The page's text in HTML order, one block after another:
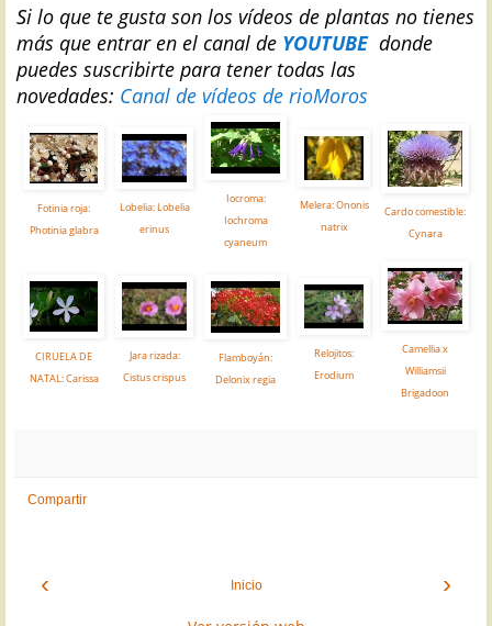
Si lo que te gusta son los vídeos de plantas no tienes
más que entrar en el canal de YOUTUBEdonde
puedes suscribirte para tener todas las
novedades: Canal de vídeos de rioMoros
Fotinia roja:
Photinia glabra
Lobelia: Lobelia
erinus
Iocroma:
Iochroma
cyaneum
Melera: Ononis
natrix
Cardo comestible:
Cynara
CIRUELA DE
NATAL: Carissa
Jara rizada:
Cistus crispus
Flamboyán:
Delonix regia
Relojitos:
Erodium
Camellia x
Williamsii
Brigadoon
Compartir
‹ ›
Inicio